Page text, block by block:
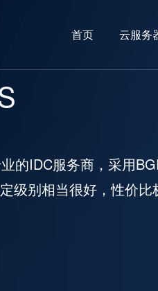
首页 云服务
的IDC服务商，采用
级别相当很好，性价比